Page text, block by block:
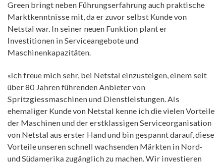
Green bringt neben Führungserfahrung auch praktische
Marktkenntnisse mit, da er zuvor selbst Kunde von
Netstal war. In seiner neuen Funktion plant er
Investitionen in Serviceangebote und
Maschinenkapazitäten.
«Ich freue mich sehr, bei Netstal einzusteigen, einem seit
über 80 Jahren führenden Anbieter von
Spritzgiessmaschinen und Dienstleistungen. Als
ehemaliger Kunde von Netstal kenne ich die vielen Vorteile
der Maschinen und der erstklassigen Serviceorganisation
von Netstal aus erster Hand und bin gespannt darauf, diese
Vorteile unseren schnell wachsenden Märkten in Nord-
und Südamerika zugänglich zu machen. Wir investieren